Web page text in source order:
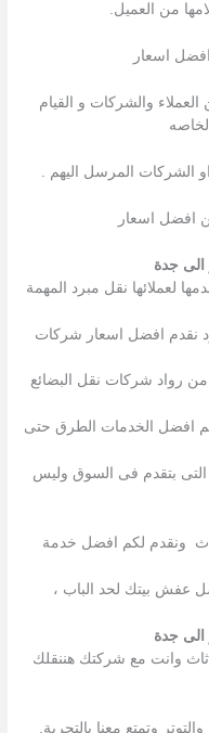
من العميل.
اسعار
والشركات و القيام
الشركات المرسل اليهم .
افضل اسعار
جدة
لعملائها نقل مبرد المهمة
نقدم افضل اسعار شركات
رواد شركات نقل البضائع
افضل الخدمات الطرق حتى
بتقدم فى السوق وليس
ونقدم لكم افضل خدمة
عفش بيتك لحد الباب ،
جدة
وانت مع شركتك هننقلك
وتمتع معنا بالتجربة.